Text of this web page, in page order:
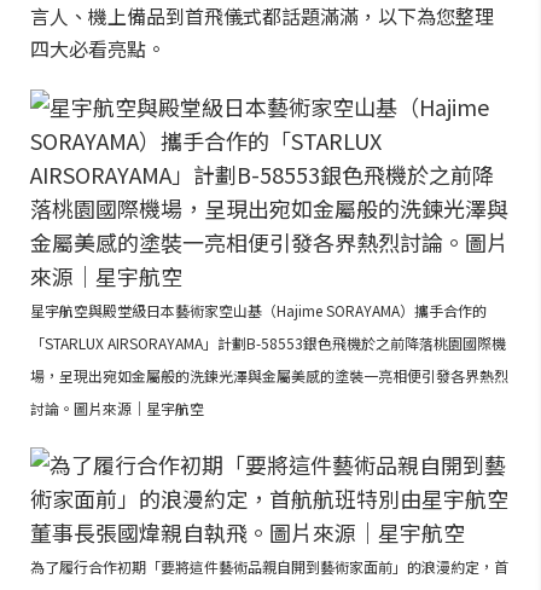
言人、機上備品到首飛儀式都話題滿滿，以下為您整理
四大必看亮點。
星宇航空與殿堂級日本藝術家空山基（Hajime SORAYAMA）攜手合作的
「STARLUX AIRSORAYAMA」計劃B-58553銀色飛機於之前降落桃園國際機
場，呈現出宛如金屬般的洗鍊光澤與金屬美感的塗裝一亮相便引發各界熱烈
討論。圖片來源｜星宇航空
為了履行合作初期「要將這件藝術品親自開到藝術家面前」的浪漫約定，首